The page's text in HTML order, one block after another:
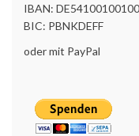
IBAN:
BIC: PBNKDEFF
oder mit PayPal